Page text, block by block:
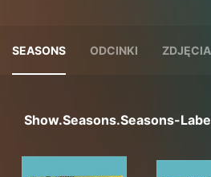
SEASONS ODCINKI ZDJĘCIA
Show.seasons.seasons-